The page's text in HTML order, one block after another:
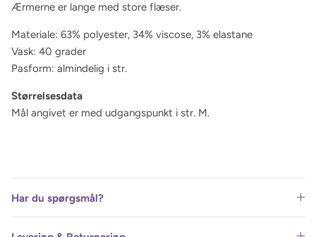
Ærmerne er lange med store flæser.
Materiale: 63% polyester, 34% viscose, 3% elastane
Vask: 40 grader
Pasform: almindelig i str.
Størrelsesdata
Mål angivet er med udgangspunkt i str. M.
Har du spørgsmål?